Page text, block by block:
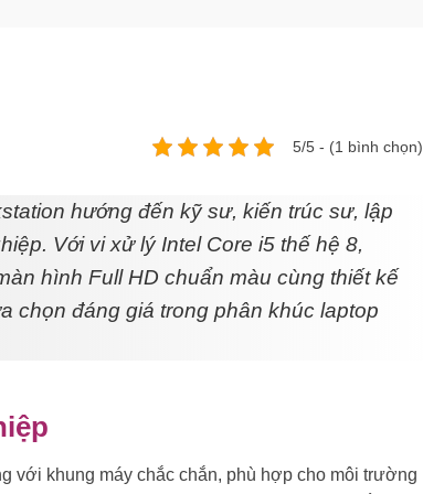
5/5 - (1 bình chọn)
hướng đến kỹ sư, kiến trúc sư, lập
Với vi xử lý Intel Core i5 thế hệ 8,
hình Full HD chuẩn màu cùng thiết kế
chọn đáng giá trong phân khúc laptop
với khung máy chắc chắn, phù hợp cho môi trường